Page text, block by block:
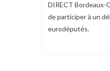
DIRECT Bordeaux-
de participer à un
eurodéputés.